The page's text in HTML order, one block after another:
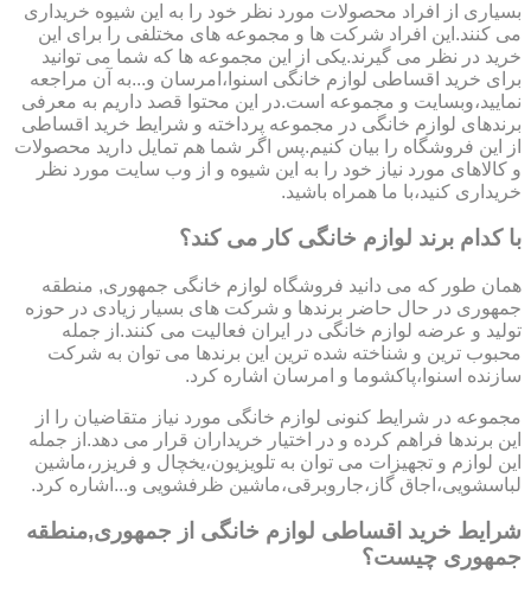
بسیاری از افراد محصولات مورد نظر خود را به این شیوه خریداری
می کنند.این افراد شرکت ها و مجموعه های مختلفی را برای این
خرید در نظر می گیرند.یکی از این مجموعه ها که شما می توانید
برای خرید اقساطی لوازم خانگی اسنوا،امرسان و...به آن مراجعه
نمایید،وبسایت و مجموعه است.در این محتوا قصد داریم به معرفی
برندهای لوازم خانگی در مجموعه پرداخته و شرایط خرید اقساطی
از این فروشگاه را بیان کنیم.پس اگر شما هم تمایل دارید محصولات
و کالاهای مورد نیاز خود را به این شیوه و از وب سایت مورد نظر
خریداری کنید،با ما همراه باشید.
با کدام برند لوازم خانگی کار می کند؟
همان طور که می دانید فروشگاه لوازم خانگی جمهوری, منطقه
جمهوری در حال حاضر برندها و شرکت های بسیار زیادی در حوزه
تولید و عرضه لوازم خانگی در ایران فعالیت می کنند.از جمله
محبوب ترین و شناخته شده ترین این برندها می توان به شرکت
سازنده اسنوا،پاکشوما و امرسان اشاره کرد.
مجموعه در شرایط کنونی لوازم خانگی مورد نیاز متقاضیان را از
این برندها فراهم کرده و در اختیار خریداران قرار می دهد.از جمله
این لوازم و تجهیزات می توان به تلویزیون،یخچال و فریزر،ماشین
لباسشویی،اجاق گاز،جاروبرقی،ماشین ظرفشویی و...اشاره کرد.
شرایط خرید اقساطی لوازم خانگی از جمهوری,منطقه
جمهوری چیست؟